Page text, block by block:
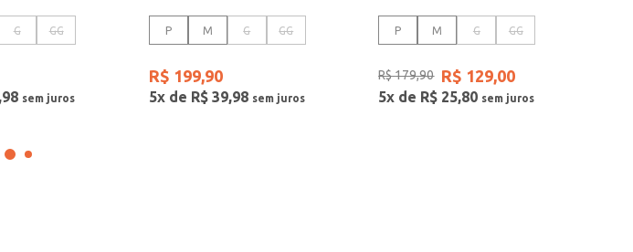
G GG
,98
P M G GG
R$ 199,90
5x de R$ 39,98
P M G GG
R$179,90 R$ 129,00
5x de R$ 25,80